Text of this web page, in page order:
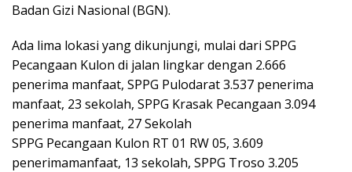
Badan Gizi Nasional (BGN).
Ada lima lokasi yang dikunjungi, mulai dari SPPG
Pecangaan Kulon di jalan lingkar dengan 2.666
penerima manfaat, SPPG Pulodarat 3.537 penerima
manfaat, 23 sekolah, SPPG Krasak Pecangaan 3.094
penerima manfaat, 27 Sekolah
SPPG Pecangaan Kulon RT 01 RW 05, 3.609
penerimamanfaat, 13 sekolah, SPPG Troso 3.205